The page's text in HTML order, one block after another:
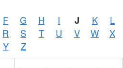
F G H I J K
L
R S T U V W
X
Y
Z